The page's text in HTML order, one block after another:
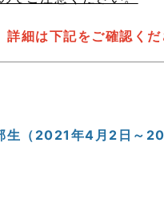
細は下記をご確認くだ
生（2021年4月2日～